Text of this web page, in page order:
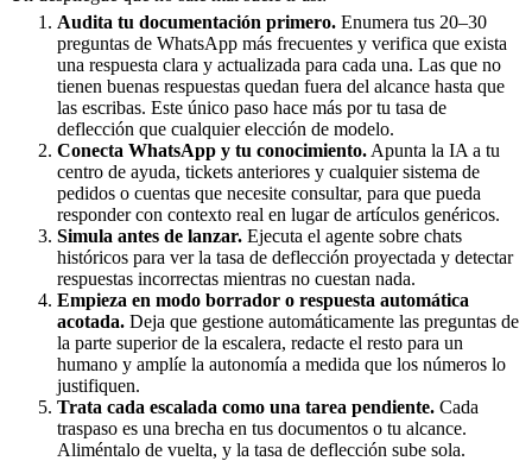
Audita tu documentación primero. Enumera tus 20–30
preguntas de WhatsApp más frecuentes y verifica que exista
una respuesta clara y actualizada para cada una. Las que no
tienen buenas respuestas quedan fuera del alcance hasta que
las escribas. Este único paso hace más por tu tasa de
deflección que cualquier elección de modelo.
Conecta WhatsApp y tu conocimiento. Apunta la IA a tu
centro de ayuda, tickets anteriores y cualquier sistema de
pedidos o cuentas que necesite consultar, para que pueda
responder con contexto real en lugar de artículos genéricos.
Simula antes de lanzar. Ejecuta el agente sobre chats
históricos para ver la tasa de deflección proyectada y detectar
respuestas incorrectas mientras no cuestan nada.
Empieza en modo borrador o respuesta automática
acotada. Deja que gestione automáticamente las preguntas de
la parte superior de la escalera, redacte el resto para un
humano y amplíe la autonomía a medida que los números lo
justifiquen.
Trata cada escalada como una tarea pendiente. Cada
traspaso es una brecha en tus documentos o tu alcance.
Aliméntalo de vuelta, y la tasa de deflección sube sola.